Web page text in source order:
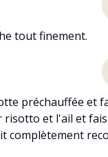
tout finement.
préchauffée et
et l'ail et
complètement